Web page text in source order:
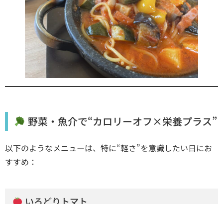
野菜・魚介で“カロリーオフ×栄養プラス”
以下のようなメニューは、特に“軽さ”を意識したい日にお
すすめ：
いろどりトマト